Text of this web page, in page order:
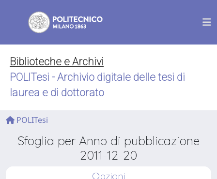
Biblioteche e Archivi
POLITesi - Archivio digitale delle tesi di
laurea e di dottorato
POLITesi
Sfoglia per Anno di pubblicazione
2011-12-20
Opzioni